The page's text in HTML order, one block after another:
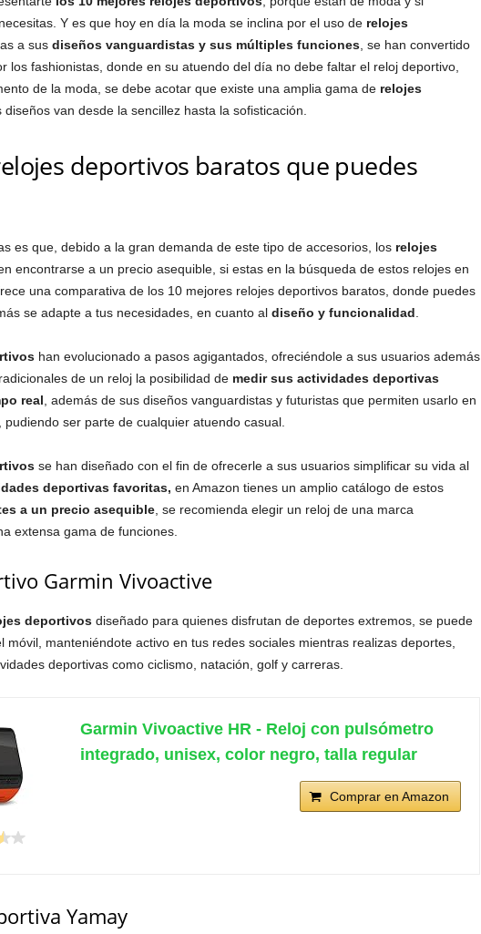
Y es que hoy en día la moda se inclina por el uso de relojes
a sus diseños vanguardistas y sus múltiples funciones, se han convertido
los fashionistas, donde en su atuendo del día no debe faltar el reloj deportivo,
de la moda, se debe acotar que existe una amplia gama de relojes
van desde la sencillez hasta la sofisticación.
deportivos baratos que puedes
es que, debido a la gran demanda de este tipo de accesorios, losrelojes
encontrarse a un precio asequible, si estas en la búsqueda de estos relojes en
una comparativa de los 10 mejores relojes deportivos baratos, donde puedes
se adapte a tus necesidades, en cuanto al diseño y funcionalidad.
han evolucionado a pasos agigantados, ofreciéndole a sus usuarios además
de un reloj la posibilidad de medir sus actividades deportivas
real, además de sus diseños vanguardistas y futuristas que permiten usarlo en
pudiendo ser parte de cualquier atuendo casual.
se han diseñado con el fin de ofrecerle a sus usuarios simplificar su vida al
deportivas favoritas, en Amazon tienes un amplio catálogo de estos
a un precio asequible, se recomienda elegir un reloj de una marca
extensa gama de funciones.
Garmin Vivoactive
deportivosdiseñado para quienes disfrutan de deportes extremos, se puede
móvil, manteniéndote activo en tus redes sociales mientras realizas deportes,
deportivas como ciclismo, natación, golf y carreras.
Garmin Vivoactive HR - Reloj con pulsómetro
integrado, unisex, color negro, talla regular
Comprar en Amazon
Yamay